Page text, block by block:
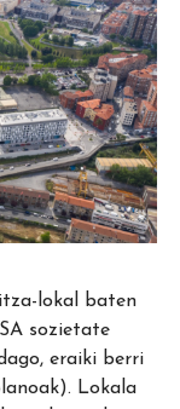
lokal baten
sozietate
eraiki berri
Lokala